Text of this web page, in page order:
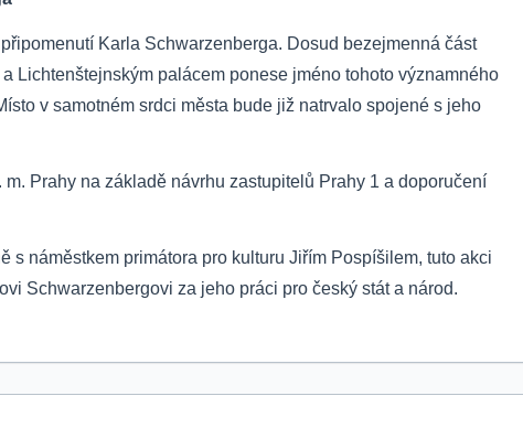
Karla Schwarzenberga. Dosud bezejmenná část
Lichtenštejnským palácem ponese jméno tohoto významného
v samotném srdci města bude již natrvalo spojené s jeho
Prahy na základě návrhu zastupitelů Prahy 1 a doporučení
s náměstkem primátora pro kulturu Jiřím Pospíšilem, tuto akci
Schwarzenbergovi za jeho práci pro český stát a národ.